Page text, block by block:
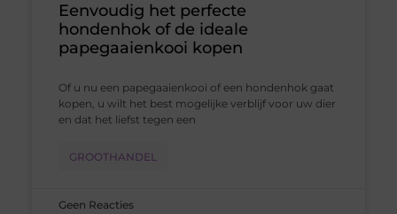
Eenvoudig het perfecte
hondenhok of de ideale
papegaaienkooi kopen
Of u nu een papegaaienkooi of een hondenhok gaat
kopen, u wilt het best mogelijke verblijf voor uw dier
en dat het liefst tegen een
GROOTHANDEL
Geen Reacties